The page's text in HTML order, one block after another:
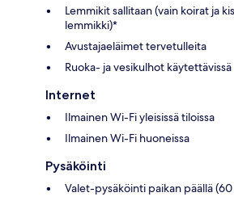
Lemmikit sallitaan (vain koirat ja
lemmikki)*
Avustajaeläimet tervetulleita
Ruoka- ja vesikulhot käytettävissä
Internet
Ilmainen Wi-Fi yleisissä tiloissa
Ilmainen Wi-Fi huoneissa
Pysäköinti
Valet-pysäköinti paikan päällä